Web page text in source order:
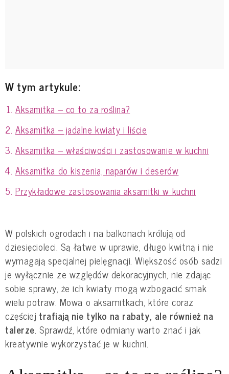
W tym artykule:
Aksamitka – co to za roślina?
Aksamitka – jadalne kwiaty i liście
Aksamitka – właściwości i zastosowanie w kuchni
Aksamitka do kiszenia, naparów i deserów
Przykładowe zastosowania aksamitki w kuchni
W polskich ogrodach i na balkonach królują od
dziesięcioleci. Są łatwe w uprawie, długo kwitną i nie
wymagają specjalnej pielęgnacji. Większość osób sadzi
je wyłącznie ze względów dekoracyjnych, nie zdając
sobie sprawy, że ich kwiaty mogą wzbogacić smak
wielu potraw. Mowa o aksamitkach, które coraz
częściej trafiają nie tylko na rabaty, ale również na
talerze. Sprawdź, które odmiany warto znać i jak
kreatywnie wykorzystać je w kuchni.